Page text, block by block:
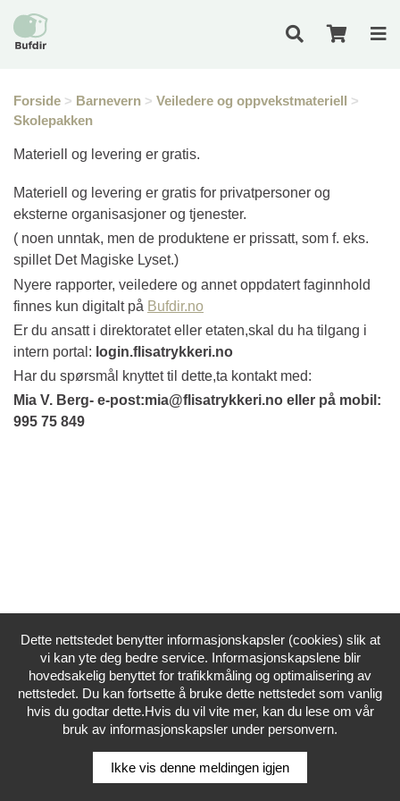
Forside > Barnevern > Veiledere og oppvekstmateriell >
Skolepakken
Materiell og levering er gratis.
Materiell og levering er gratis for privatpersoner og
eksterne organisasjoner og tjenester.
( noen unntak, men de produktene er prissatt, som f. eks.
spillet Det Magiske Lyset.)
Nyere rapporter, veiledere og annet oppdatert faginnhold
finnes kun digitalt på Bufdir.no
Er du ansatt i direktoratet eller etaten,skal du ha tilgang i
intern portal: login.flisatrykkeri.no
Har du spørsmål knyttet til dette,ta kontakt med:
Mia V. Berg- e-post:mia@flisatrykkeri.no eller på mobil:
995 75 849
Dette nettstedet benytter informasjonskapsler (cookies) slik at
vi kan yte deg bedre service. Informasjonskapslene blir
hovedsakelig benyttet for trafikkmåling og optimalisering av
nettstedet. Du kan fortsette å bruke dette nettstedet som vanlig
hvis du godtar dette.Hvis du vil vite mer, kan du lese om vår
bruk av informasjonskapsler under personvern.
Ikke vis denne meldingen igjen